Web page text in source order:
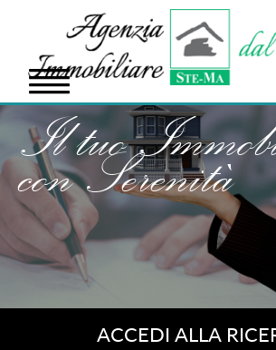
Il tuo
con Serenità
ACCEDI ALLA